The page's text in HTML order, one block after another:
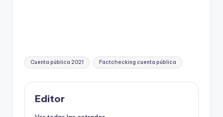
Etiquetas:
Cuenta pública 2021 Factchecking cuenta pública
Editor